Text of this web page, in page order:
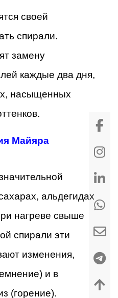
своей
спирали.
замену
каждые два дня,
насыщенных
Майяра
альдегидах
нагреве свыше
спирали эти
изменения,
и в
(горение).